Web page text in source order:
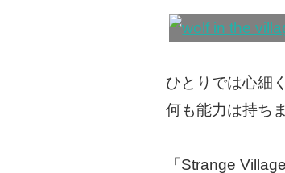
ひとりでは心細
何も能力は持ち
「Strange